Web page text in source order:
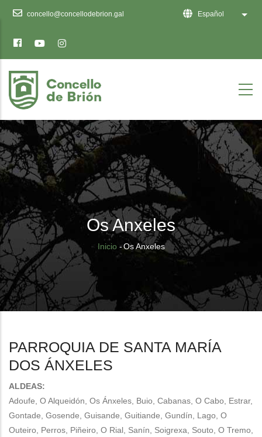
sitio
web
inclúe
un
sistema
de
accesibilidade.
concello@concellodebrion.gal Español Lista
Os Anxeles
Sobrescribir
de
ayuda
la
navegación
Inicio -Os Anxeles
PARROQUIA DE SANTA MARÍA
DOS ÁNXELES
ALDEAS:
Adoufe, O Alqueidón, Os Ánxeles, Buio, Cabanas, O Cabo, Estrar,
Gontade, Gosende, Guisande, Guitiande, Gundín, Lago, O
Outeiro, Perros, Piñeiro, O Rial, Sanín, Soigrexa, Souto, O Tremo,